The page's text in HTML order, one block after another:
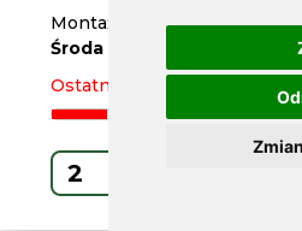
Montaż w serwisie za 3 dni
Środa
Ostatnie 2 sztuki